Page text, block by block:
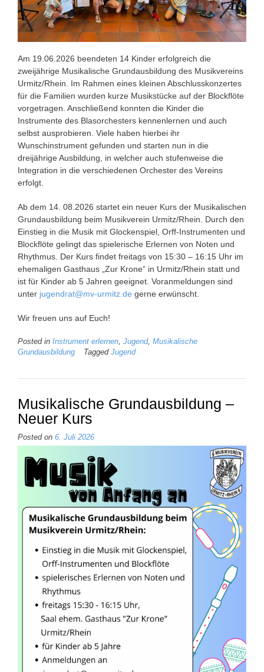
Am 19.06.2026 beendeten 14 Kinder erfolgreich die
zweijährige Musikalische Grundausbildung des Musikvereins
Urmitz/Rhein. Im Rahmen eines kleinen Abschlusskonzertes
für die Familien wurden kurze Musikstücke auf der Blockflöte
vorgetragen. Anschließend konnten die Kinder die
Instrumente des Blasorchesters kennenlernen und auch
selbst ausprobieren. Viele haben hierbei ihr
Wunschinstrument gefunden und starten nun in die
dreijährige Ausbildung, in welcher auch stufenweise die
Integration in die verschiedenen Orchester des Vereins
erfolgt.
Ab dem 14. 08.2026 startet ein neuer Kurs der Musikalischen
Grundausbildung beim Musikverein Urmitz/Rhein. Durch den
Einstieg in die Musik mit Glockenspiel, Orff-Instrumenten und
Blockflöte gelingt das spielerische Erlernen von Noten und
Rhythmus. Der Kurs findet freitags von 15:30 – 16:15 Uhr im
ehemaligen Gasthaus „Zur Krone“ in Urmitz/Rhein statt und
ist für Kinder ab 5 Jahren geeignet. Voranmeldungen sind
unter jugendrat@mv-urmitz.de gerne erwünscht.
Wir freuen uns auf Euch!
Posted in Instrument erlernen, Jugend, Musikalische
Grundausbildung
Tagged Jugend
Musikalische Grundausbildung –
Neuer Kurs
Posted on 6. Juli 2026